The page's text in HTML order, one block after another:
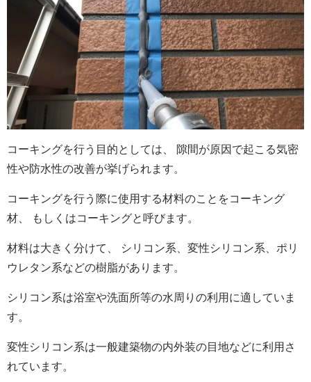
コーキングを行う目的としては、 隙間が原因で起こる気密
性や防水性の改善が挙げられます。
コーキングを行う際に使用する材料のことをコーキング
材、 もしくはコーキングと呼びます。
材料は大きく分けて、 シリコン系、変性シリコン系、ポリ
ウレタン系などの樹脂があります。
シリコン系は浴室や洗面所等の水周りの利用に適していま
す。
変性シリコン系は一般建築物の内外装の目地などに利用さ
れています。